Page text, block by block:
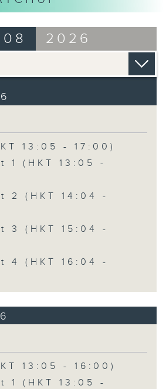
2026
13:05 - 17:00)
1 (HKT 13:05 -
2 (HKT 14:04 -
3 (HKT 15:04 -
4 (HKT 16:04 -
13:05 - 16:00)
1 (HKT 13:05 -